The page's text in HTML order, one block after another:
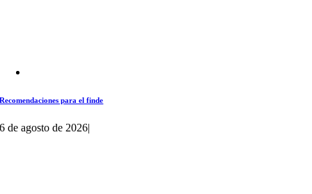
Recomendaciones para el finde
6 de agosto de 2026|